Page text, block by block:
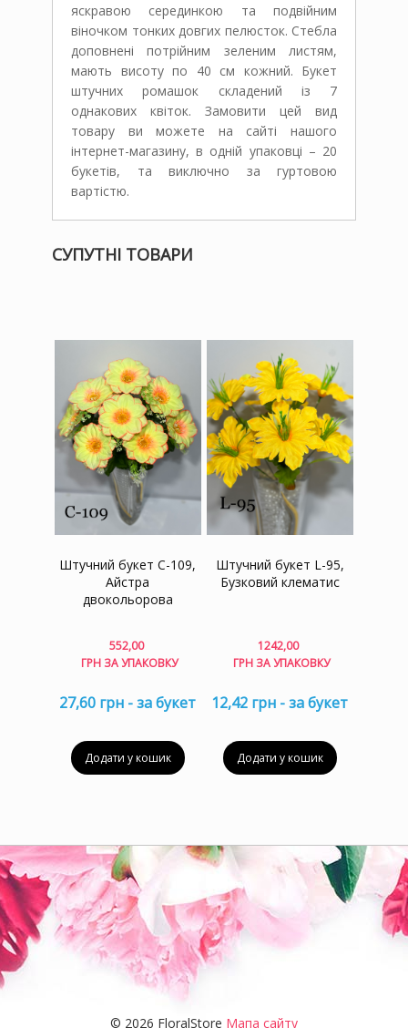
яскравою серединкою та подвійним
віночком тонких довгих пелюсток. Стебла
доповнені потрійним зеленим листям,
мають висоту по 40 см кожний. Букет
штучних ромашок складений із 7
однакових квіток. Замовити цей вид
товару ви можете на сайті нашого
інтернет-магазину, в одній упаковці – 20
букетів, та виключно за гуртовою
вартістю.
СУПУТНІ ТОВАРИ
Штучний букет C-109,
Айстра
двокольорова
552,00
ГРН ЗА УПАКОВКУ
27,60 грн - за букет
Додати у кошик
Штучний букет L-95,
Бузковий клематис
1242,00
ГРН ЗА УПАКОВКУ
12,42 грн - за букет
Додати у кошик
© 2026 FloralStore Мапа сайту